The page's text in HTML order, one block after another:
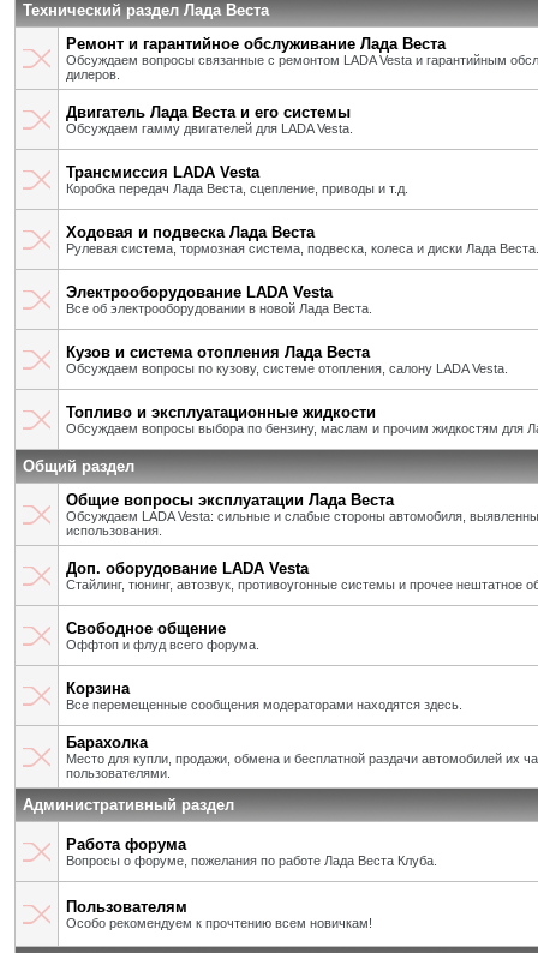
Технический раздел Лада Веста
Ремонт и гарантийное обслуживание Лада Веста
Обсуждаем вопросы связанные с ремонтом LADA Vesta и гарантийным
дилеров.
Двигатель Лада Веста и его системы
Обсуждаем гамму двигателей для LADA Vesta.
Трансмиссия LADA Vesta
Коробка передач Лада Веста, сцепление, приводы и т.д.
Ходовая и подвеска Лада Веста
Рулевая система, тормозная система, подвеска, колеса и диски Лада Веста.
Электрооборудование LADA Vesta
Все об электрооборудовании в новой Лада Веста.
Кузов и система отопления Лада Веста
Обсуждаем вопросы по кузову, системе отопления, салону LADA Vesta.
Топливо и эксплуатационные жидкости
Обсуждаем вопросы выбора по бензину, маслам и прочим жидкостям для
Общий раздел
Общие вопросы эксплуатации Лада Веста
Обсуждаем LADA Vesta: сильные и слабые стороны автомобиля,
использования.
Доп. оборудование LADA Vesta
Стайлинг, тюнинг, автозвук, противоугонные системы и прочее нештатное
Свободное общение
Оффтоп и флуд всего форума.
Корзина
Все перемещенные сообщения модераторами находятся здесь.
Барахолка
Место для купли, продажи, обмена и бесплатной раздачи автомобилей их
пользователями.
Административный раздел
Работа форума
Вопросы о форуме, пожелания по работе Лада Веста Клуба.
Пользователям
Особо рекомендуем к прочтению всем новичкам!